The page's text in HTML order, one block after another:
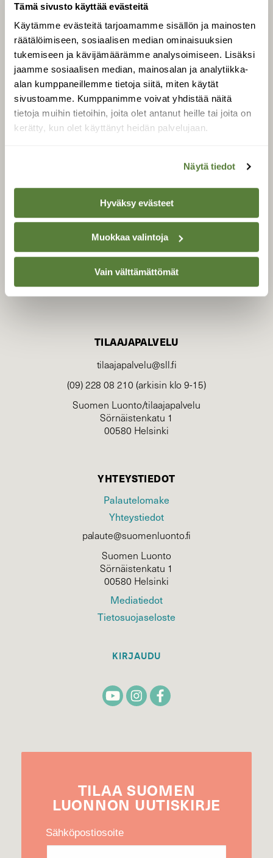
Tämä sivusto käyttää evästeitä
Käytämme evästeitä tarjoamamme sisällön ja mainosten
räätälöimiseen, sosiaalisen median ominaisuuksien
tukemiseen ja kävijämäärämme analysoimiseen. Lisäksi
jaamme sosiaalisen median, mainosalan ja analytiikka-
alan kumppaneillemme tietoja siitä, miten käytät
sivustoamme. Kumppanimme voivat yhdistää näitä
tietoja muihin tietoihin, joita olet antanut heille tai joita on
kerätty, kun olet käyttänyt heidän palvelujaan.
Näytä tiedot
Hyväksy evästeet
Muokkaa valintoja
Vain välttämättömät
Tilaa Suomen Luonto
Tilaa digilukuoikeus
Äänestä parasta juttua
Tilaa uutiskirje
SUOMEN LUONNON­
SUOJELU­LIITTO
kustantaja onSuomen
TILAAJAPALVELU
tilaajapalvelu@sll.fi
(09) 228 08 210 (arkisin klo 9-15)
Suomen Luonto/tilaajapalvelu
Sörnäistenkatu 1
00580 Helsinki
YHTEYSTIEDOT
Palautelomake
Yhteystiedot
palaute@suomenluonto.fi
Suomen Luonto
Sörnäistenkatu 1
00580 Helsinki
Mediatiedot
Tietosuojaseloste
KIRJAUDU
TILAA SUOMEN
LUONNON UUTIS­KIRJE
Sähköpostiosoite